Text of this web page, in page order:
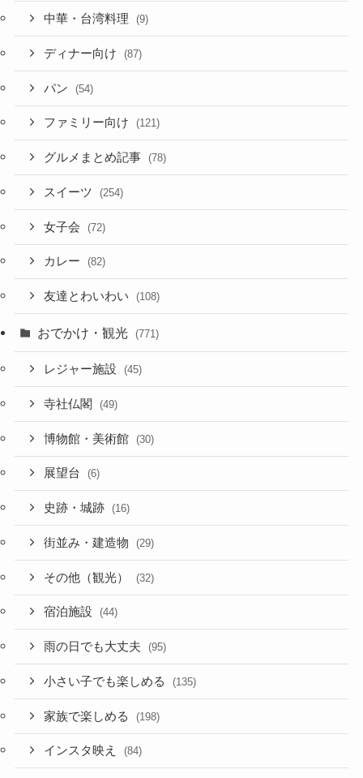
中華・台湾料理 (9)
ディナー向け (87)
パン (54)
ファミリー向け (121)
グルメまとめ記事 (78)
スイーツ (254)
女子会 (72)
カレー (82)
友達とわいわい (108)
おでかけ・観光 (771)
レジャー施設 (45)
寺社仏閣 (49)
博物館・美術館 (30)
展望台 (6)
史跡・城跡 (16)
街並み・建造物 (29)
その他（観光） (32)
宿泊施設 (44)
雨の日でも大丈夫 (95)
小さい子でも楽しめる (135)
家族で楽しめる (198)
インスタ映え (84)